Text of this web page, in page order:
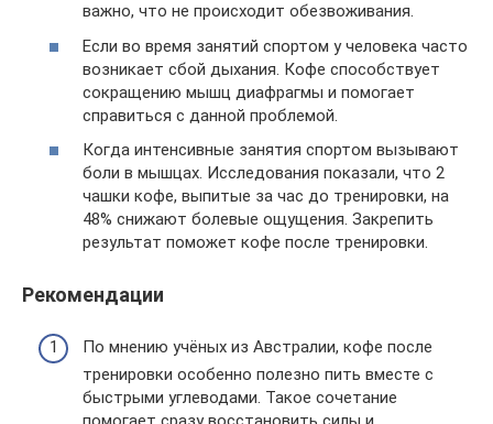
важно, что не происходит обезвоживания.
Если во время занятий спортом у человека часто
возникает сбой дыхания. Кофе способствует
сокращению мышц диафрагмы и помогает
справиться с данной проблемой.
Когда интенсивные занятия спортом вызывают
боли в мышцах. Исследования показали, что 2
чашки кофе, выпитые за час до тренировки, на
48% снижают болевые ощущения. Закрепить
результат поможет кофе после тренировки.
Рекомендации
По мнению учёных из Австралии, кофе после
тренировки особенно полезно пить вместе с
быстрыми углеводами. Такое сочетание